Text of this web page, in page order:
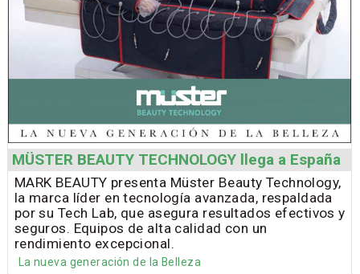
MÜSTER BEAUTY TECHNOLOGY llega a España
MARK BEAUTY presenta Müster Beauty Technology,
la marca líder en tecnología avanzada, respaldada
por su Tech Lab, que asegura resultados efectivos y
seguros. Equipos de alta calidad con un
rendimiento excepcional.
La nueva generación de la Belleza